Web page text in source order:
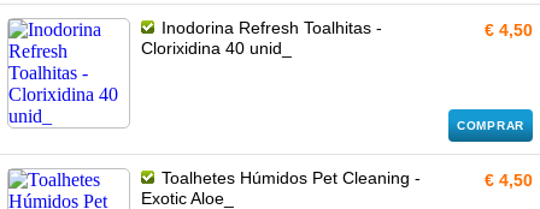
Inodorina Refresh Toalhitas -
Clorixidina 40 unid_
€ 4,50
COMPRAR
Toalhetes Húmidos Pet Cleaning -
Exotic Aloe_
€ 4,50